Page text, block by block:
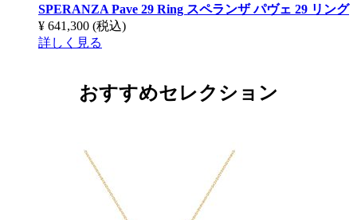
SPERANZA Pave 29 Ring スペランザ パヴェ 29 リング
¥ 641,300 (税込)
詳しく見る
おすすめセレクション